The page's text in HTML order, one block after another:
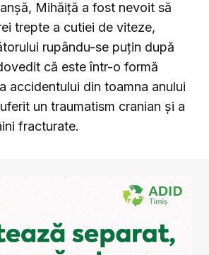
Mihăiţă a fost nevoit să
trepte a cutiei de viteze,
rupându-se puţin după
că este într-o formă
accidentului din toamna anului
un traumatism cranian şi a
fracturate.